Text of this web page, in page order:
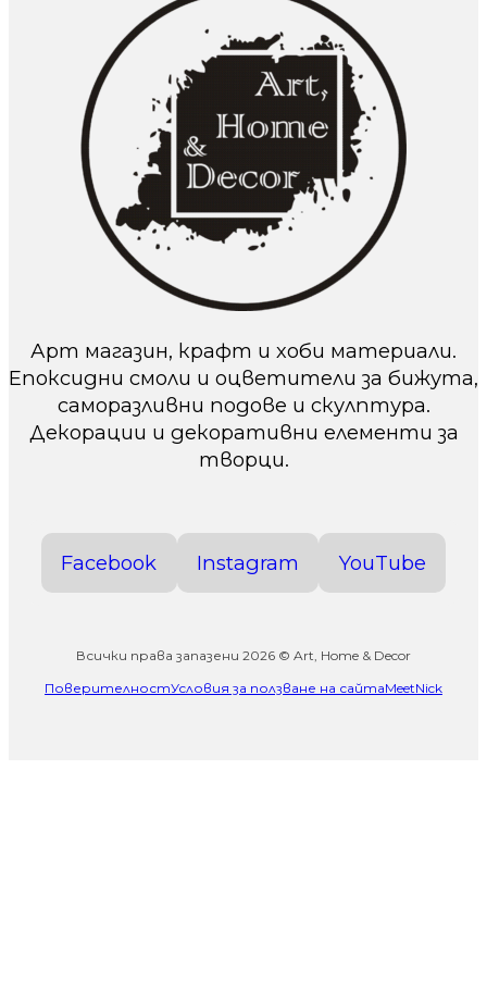
Арт магазин, крафт и хоби материали.
Епоксидни смоли и оцветители за бижута,
саморазливни подове и скулптура.
Декорации и декоративни елементи за
творци.
Facebook Instagram YouTube
Всички права запазени 2026 © Art, Home & Decor
ПоверителностУсловия за ползване на сайтаMeetNick